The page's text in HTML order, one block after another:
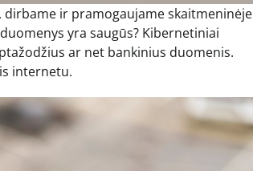
ir pramogaujame skaitmeninėje
yra saugūs? Kibernetiniai
ar net bankinius duomenis.
internetu.